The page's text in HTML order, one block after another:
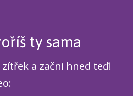
ty sama
a začni hned teď!